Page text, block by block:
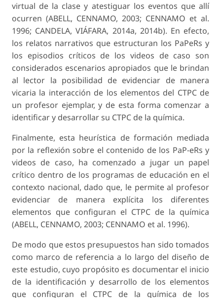
virtual de la clase y atestiguar los eventos que allí
ocurren (ABELL, CENNAMO, 2003; CENNAMO et al.
1996; CANDELA, VIÁFARA, 2014a, 2014b). En efecto,
los relatos narrativos que estructuran los PaPeRs y
los episodios críticos de los videos de caso son
considerados escenarios apropiados que le brindan
al lector la posibilidad de evidenciar de manera
vicaria la interacción de los elementos del CTPC de
un profesor ejemplar, y de esta forma comenzar a
identificar y desarrollar su CTPC de la química.
Finalmente, esta heurística de formación mediada
por la reflexión sobre el contenido de los PaP-eRs y
videos de caso, ha comenzado a jugar un papel
crítico dentro de los programas de educación en el
contexto nacional, dado que, le permite al profesor
evidenciar de manera explícita los diferentes
elementos que configuran el CTPC de la química
(ABELL, CENNAMO, 2003; CENNAMO et al. 1996).
De modo que estos presupuestos han sido tomados
como marco de referencia a lo largo del diseño de
este estudio, cuyo propósito es documentar el inicio
de la identificación y desarrollo de los elementos
que configuran el CTPC de la química de los